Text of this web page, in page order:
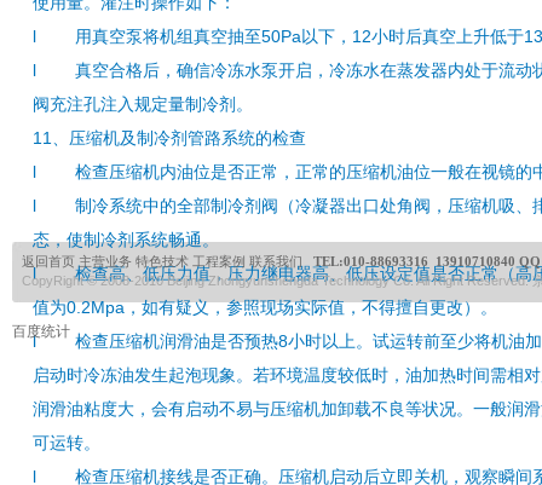
l 用真空泵将机组真空抽至50Pa以下，12小时后真空上升低于13
l 真空合格后，确信冷冻水泵开启，冷冻水在蒸发器内处于流动
阀充注孔注入规定量制冷剂。
11、压缩机及制冷剂管路系统的检查
l 检查压缩机内油位是否正常，正常的压缩机油位一般在视镜的
l 制冷系统中的全部制冷剂阀（冷凝器出口处角阀，压缩机吸、
态，使制冷剂系统畅通。
l 检查高、低压力值，压力继电器高、低压设定值是否正常（高
值为0.2Mpa，如有疑义，参照现场实际值，不得擅自更改）。
l 检查压缩机润滑油是否预热8小时以上。试运转前至少将机油加
启动时冷冻油发生起泡现象。若环境温度较低时，油加热时间需相
润滑油粘度大，会有启动不易与压缩机加卸载不良等状况。一般润
可运转。
l 检查压缩机接线是否正确。压缩机启动后立即关机，观察瞬间
返回首页 主营业务 特色技术 工程案例 联系我们 TEL:010-88693316 13910710840
CopyRight © 2008-2010 Beijing Zhongyunshengda Technology Co. All Right Reserved.
百度统计